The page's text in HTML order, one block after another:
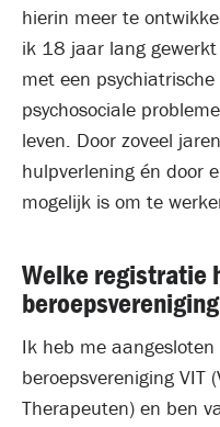
hierin meer te
ik 18 jaar lang
met een
psychosociale
leven. Door zoveel
hulpverlening én door
mogelijk is om te
Welke registratie
Ik heb me
beroepsvereniging VIT
Therapeuten) en ben